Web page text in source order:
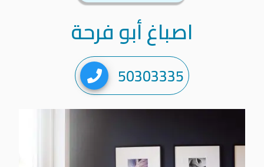
اصباغ أبو فرحة
50303335